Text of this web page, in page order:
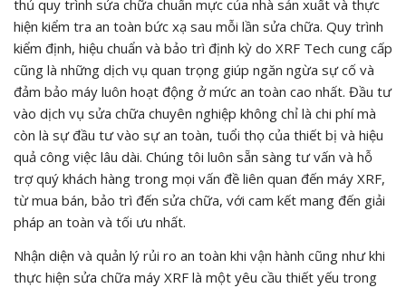
thủ quy trình sửa chữa chuẩn mực của nhà sản xuất và thực
hiện kiểm tra an toàn bức xạ sau mỗi lần sửa chữa. Quy trình
kiểm định, hiệu chuẩn và bảo trì định kỳ do XRF Tech cung cấp
cũng là những dịch vụ quan trọng giúp ngăn ngừa sự cố và
đảm bảo máy luôn hoạt động ở mức an toàn cao nhất. Đầu tư
vào dịch vụ sửa chữa chuyên nghiệp không chỉ là chi phí mà
còn là sự đầu tư vào sự an toàn, tuổi thọ của thiết bị và hiệu
quả công việc lâu dài. Chúng tôi luôn sẵn sàng tư vấn và hỗ
trợ quý khách hàng trong mọi vấn đề liên quan đến máy XRF,
từ mua bán, bảo trì đến sửa chữa, với cam kết mang đến giải
pháp an toàn và tối ưu nhất.
Nhận diện và quản lý rủi ro an toàn khi vận hành cũng như khi
thực hiện sửa chữa máy XRF là một yêu cầu thiết yếu trong